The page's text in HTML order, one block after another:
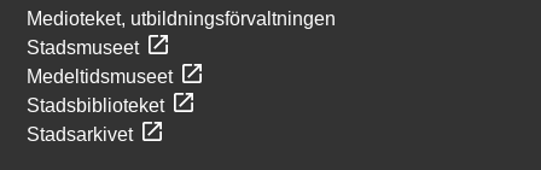
Medioteket, utbildningsförvaltningen
Stadsmuseet
Medeltidsmuseet
Stadsbiblioteket
Stadsarkivet